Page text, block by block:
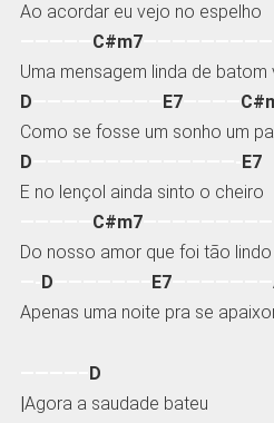
Ao acordar eu vejo no espelho
C#m7
Uma mensagem linda de batom
D
E7————
Como se fosse um sonho um
D
E7
E no lençol ainda sinto o cheiro
C#m7
Do nosso amor que foi tão
D E7———————
Apenas uma noite pra se
D
|Agora a saudade bateu